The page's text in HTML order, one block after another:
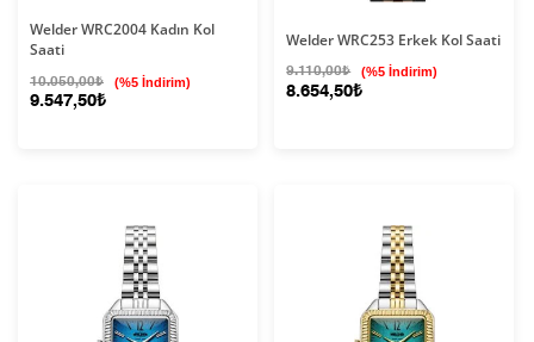
Welder WRC2004 Kadın Kol
Saati
10.050,00₺ (%5 İndirim)
9.547,50₺
Welder WRC253 Erkek Kol Saati
9.110,00₺ (%5 İndirim)
8.654,50₺